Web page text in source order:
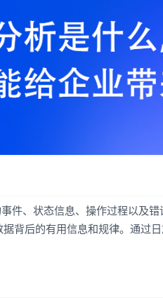
件、状态信息、操作过程以及
背后的有用信息和规律。通过